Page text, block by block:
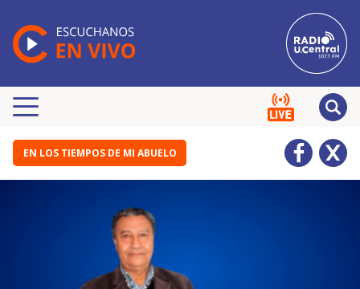
EN LOS TIEMPOS DE MI ABUELO